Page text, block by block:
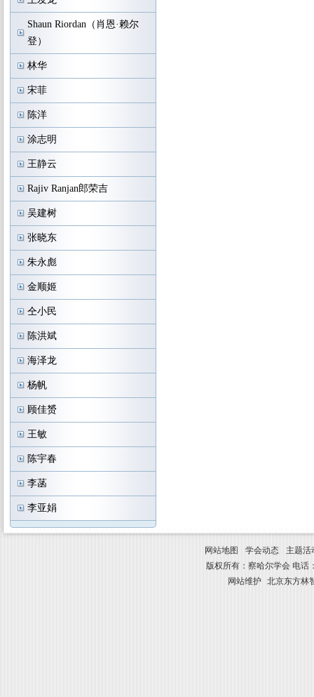
Shaun Riordan（肖恩·赖尔
登）
林华
宋菲
陈洋
涂志明
王静云
Rajiv Ranjan郎荣吉
吴建树
张晓东
朱永彪
金顺姬
仝小民
陈洪斌
海泽龙
杨帆
顾佳赟
王敏
陈宇春
李菡
李亚娟
网站地图 学会动态
主题活
版权所有：察哈尔学会 电话
网站维护 北京东方林